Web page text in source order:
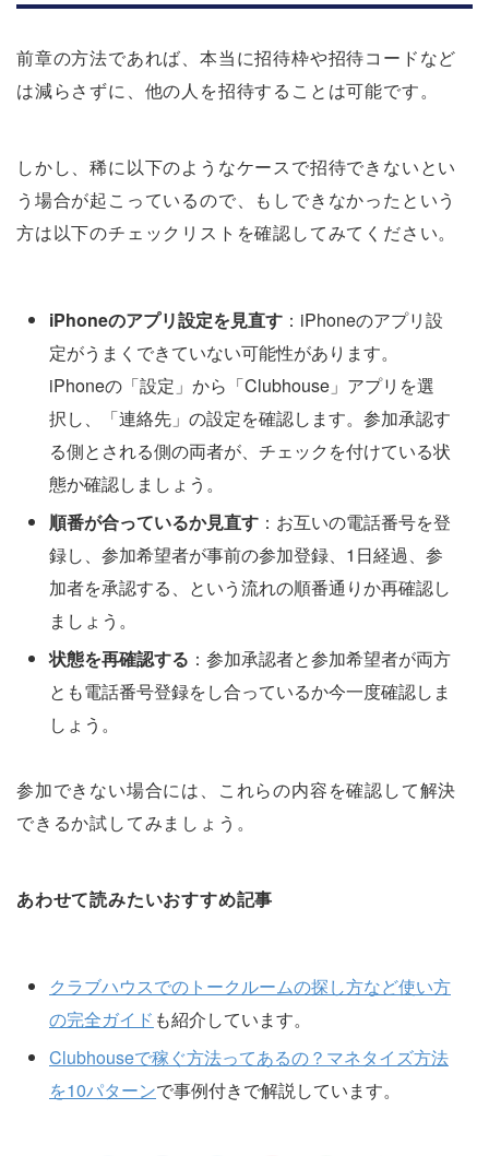
前章の方法であれば、本当に招待枠や招待コードなど
は減らさずに、他の人を招待することは可能です。
しかし、稀に以下のようなケースで招待できないとい
う場合が起こっているので、もしできなかったという
方は以下のチェックリストを確認してみてください。
iPhoneのアプリ設定を見直す ：iPhoneのアプリ設
定がうまくできていない可能性があります。
iPhoneの「設定」から「Clubhouse」アプリを選
択し、「連絡先」の設定を確認します。参加承認す
る側とされる側の両者が、チェックを付けている状
態か確認しましょう。
順番が合っているか見直す ：お互いの電話番号を登
録し、参加希望者が事前の参加登録、1日経過、参
加者を承認する、という流れの順番通りか再確認し
ましょう。
状態を再確認する ：参加承認者と参加希望者が両方
とも電話番号登録をし合っているか今一度確認しま
しょう。
参加できない場合には、これらの内容を確認して解決
できるか試してみましょう。
あわせて読みたいおすすめ記事
クラブハウスでのトークルームの探し方など使い方
の完全ガイド も紹介しています。
Clubhouseで稼ぐ方法ってあるの？マネタイズ方法
を10パターンで事例付きで解説しています。